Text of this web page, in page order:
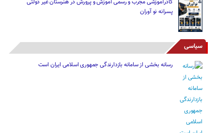
کادرآموزشی مجرب و رسمی آموزش و پرورش در هنرستان غیر دولتی
پسرانه نو آوران
سیاسی
رسانه بخشی از سامانه بازدارندگی جمهوری اسلامی ایران است